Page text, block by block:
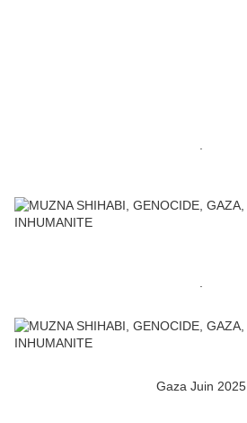
Gaza Juin 2025